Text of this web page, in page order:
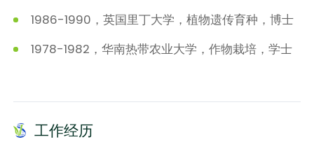
1986-1990，英国里丁大学，植物遗传育种，博士
1978-1982，华南热带农业大学，作物栽培，学士
工作经历